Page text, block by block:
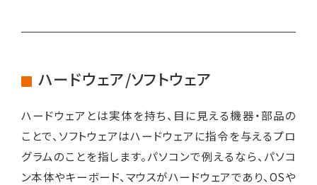
ハードウェア/ソフトウェア
ハードウェアとは実体を持ち、目に見える機器・部品の
ことで、ソフトウェアはハードウェアに指令を与えるプロ
グラムのことを指します。パソコンで例えるなら、パソコ
ン本体やキーボード、マウスがハードウェアであり、OSや